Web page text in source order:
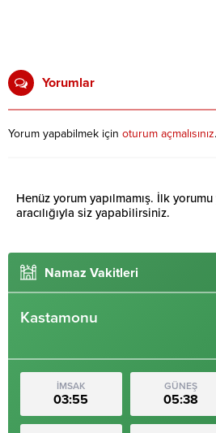
Yorumlar
Yorum yapabilmek için oturum açmalısınız.
Henüz yorum yapılmamış. İlk
aracılığıyla siz yapabilirsiniz.
Namaz Vakitleri
Kastamonu
İMSAK
03:55
GÜNEŞ
05:38